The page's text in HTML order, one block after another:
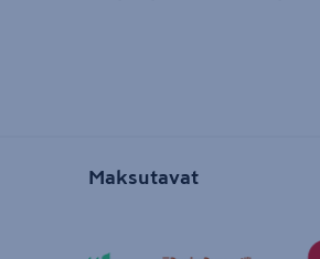
Maksutavat